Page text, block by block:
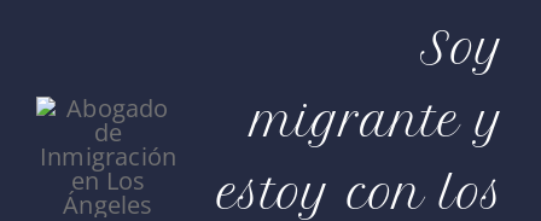
Soy
migrante y
estoy con los